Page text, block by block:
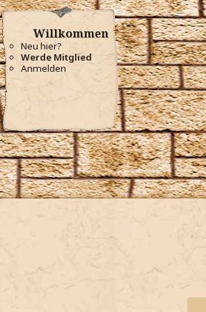
Willkommen
Neu hier?
Werde Mitglied
Anmelden